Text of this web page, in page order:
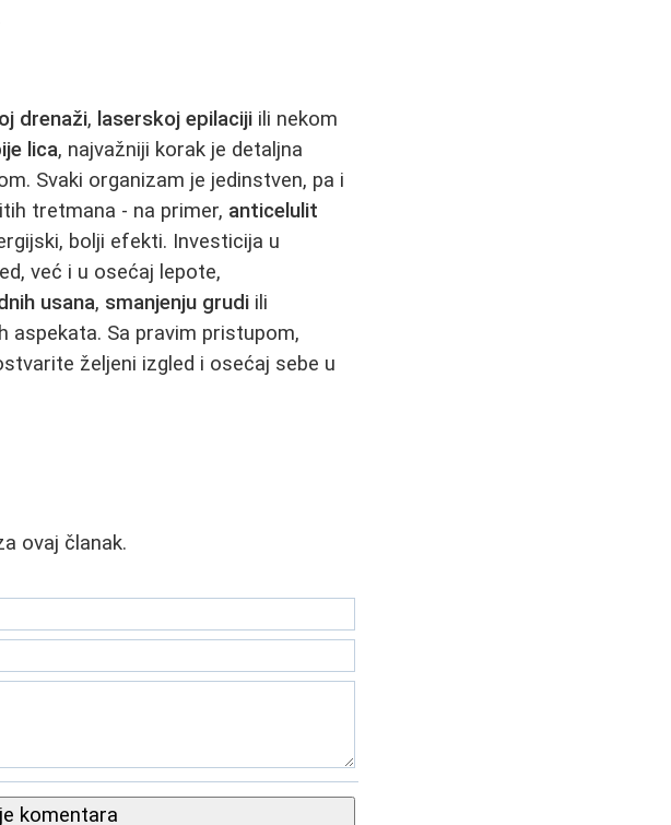
drenaži, laserskoj epilaciji ili nekom
lica, najvažniji korak je detaljna
Svaki organizam je jedinstven, pa i
tretmana - na primer, anticelulit
bolji efekti. Investicija u
već i u osećaj lepote,
usana, smanjenju grudi ili
aspekata. Sa pravim pristupom,
željeni izgled i osećaj sebe u
ovaj članak.
komentara